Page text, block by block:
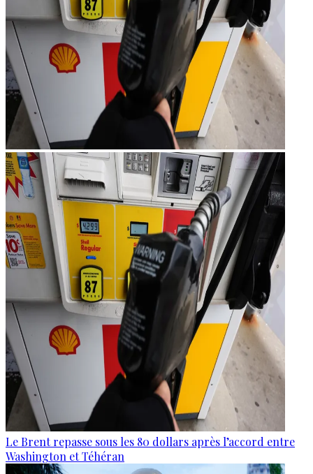
Le Brent repasse sous les 80 dollars après l’accord entre
Washington et Téhéran